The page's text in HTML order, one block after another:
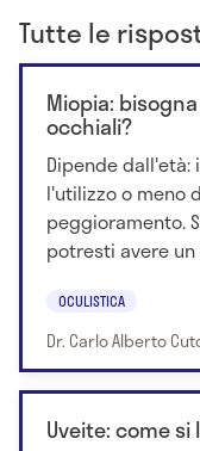
Tutte le
Miopia:
occhiali?
Dipende
l'utilizzo o meno
peggioramento.
potresti avere un
OCULISTICA
Dr. Carlo Alberto
Uveite: come